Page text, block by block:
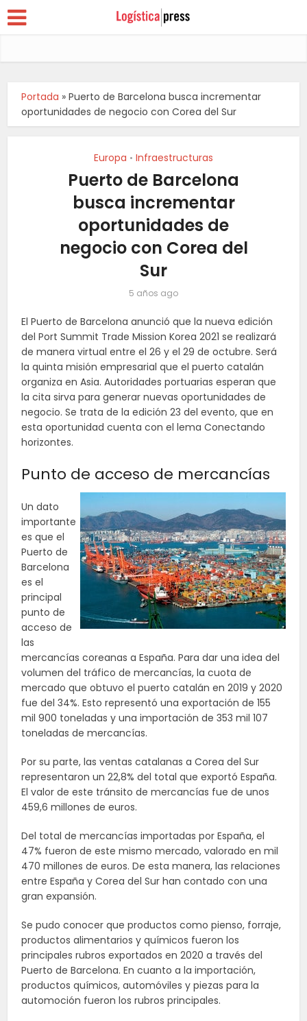
Portada »Puerto de Barcelona busca incrementar
oportunidades de negocio con Corea del Sur
Europa • Infraestructuras
Puerto de Barcelona
busca incrementar
oportunidades de
negocio con Corea del
Sur
5 años ago
El Puerto de Barcelona anunció que la nueva edición
del Port Summit Trade Mission Korea 2021 se realizará
de manera virtual entre el 26 y el 29 de octubre. Será
la quinta misión empresarial que el puerto catalán
organiza en Asia. Autoridades portuarias esperan que
la cita sirva para generar nuevas oportunidades de
negocio. Se trata de la edición 23 del evento, que en
esta oportunidad cuenta con el lema Conectando
horizontes.
Punto de acceso de mercancías
Un dato
importante
es que el
Puerto de
Barcelona
es el
principal
punto de
acceso de
las
mercancías coreanas a España. Para dar una idea del
volumen del tráfico de mercancías, la cuota de
mercado que obtuvo el puerto catalán en 2019 y 2020
fue del 34%. Esto representó una exportación de 155
mil 900 toneladas y una importación de 353 mil 107
toneladas de mercancías.
Por su parte, las ventas catalanas a Corea del Sur
representaron un 22,8% del total que exportó España.
El valor de este tránsito de mercancías fue de unos
459,6 millones de euros.
Del total de mercancías importadas por España, el
47% fueron de este mismo mercado, valorado en mil
470 millones de euros. De esta manera, las relaciones
entre España y Corea del Sur han contado con una
gran expansión.
Se pudo conocer que productos como pienso, forraje,
productos alimentarios y químicos fueron los
principales rubros exportados en 2020 a través del
Puerto de Barcelona. En cuanto a la importación,
productos químicos, automóviles y piezas para la
automoción fueron los rubros principales.